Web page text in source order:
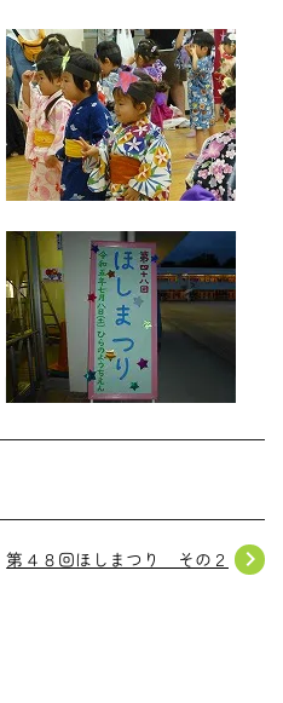
navigate_next
第４８回ほしまつり その２